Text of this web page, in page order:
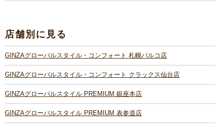
店舗別に見る
GINZAグローバルスタイル・コンフォート 札幌パルコ店
GINZAグローバルスタイル・コンフォート クラックス仙台店
GINZAグローバルスタイル PREMIUM 銀座本店
GINZAグローバルスタイル PREMIUM 表参道店